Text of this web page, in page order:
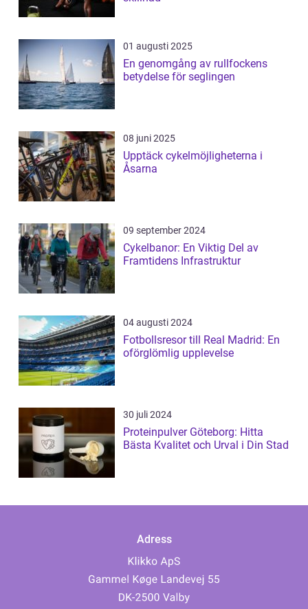
01 augusti 2025
En genomgång av rullfockens
betydelse för seglingen
08 juni 2025
Upptäck cykelmöjligheterna i
Åsarna
09 september 2024
Cykelbanor: En Viktig Del av
Framtidens Infrastruktur
04 augusti 2024
Fotbollsresor till Real Madrid: En
oförglömlig upplevelse
30 juli 2024
Proteinpulver Göteborg: Hitta
Bästa Kvalitet och Urval i Din Stad
Adress